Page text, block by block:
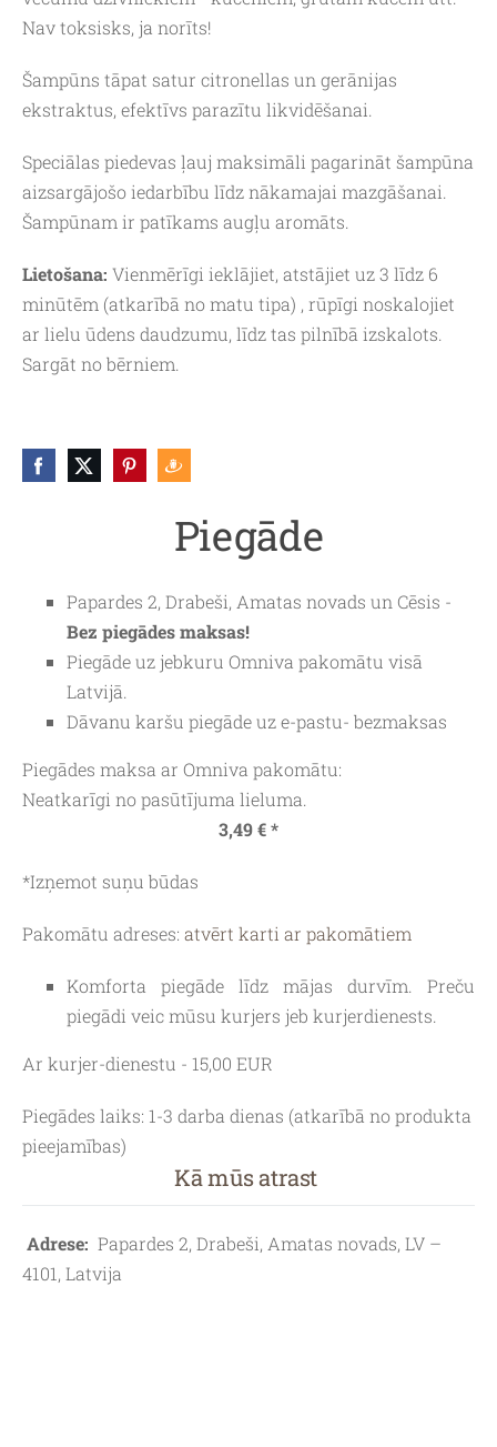
Piegāde
Papardes 2, Drabeši, Amatas novads un Cēsis -
Bez piegādes maksas!
Piegāde uz jebkuru Omniva pakomātu visā
Latvijā.
Dāvanu karšu piegāde uz e-pastu- bezmaksas
Piegādes maksa ar Omniva pakomātu:
Neatkarīgi no pasūtījuma lieluma.
3,49 € *
*Izņemot suņu būdas
Pakomātu adreses: atvērt karti ar pakomātiem
Komforta piegāde līdz mājas durvīm. Preču
piegādi veic mūsu kurjers jeb kurjerdienests.
Ar kurjer-dienestu - 15,00 EUR
Piegādes laiks: 1-3 darba dienas (atkarībā no produkta
pieejamības)
Kā mūs atrast
Adrese: Papardes 2, Drabeši, Amatas novads, LV –
4101, Latvija
Nav toksisks, ja norīts!
Šampūns tāpat satur citronellas un gerānijas
ekstraktus, efektīvs parazītu likvidēšanai.
Speciālas piedevas ļauj maksimāli pagarināt šampūna
aizsargājošo iedarbību līdz nākamajai mazgāšanai.
Šampūnam ir patīkams augļu aromāts.
Lietošana: Vienmērīgi ieklājiet, atstājiet uz 3 līdz 6
minūtēm (atkarībā no matu tipa) , rūpīgi noskalojiet
ar lielu ūdens daudzumu, līdz tas pilnībā izskalots.
Sargāt no bērniem.